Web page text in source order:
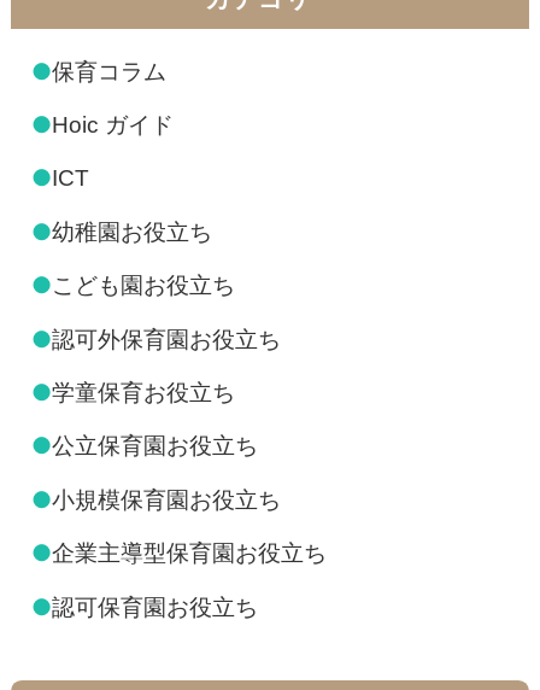
●保育コラム
●Hoic ガイド
●ICT
●幼稚園お役立ち
●こども園お役立ち
●認可外保育園お役立ち
●学童保育お役立ち
●公立保育園お役立ち
●小規模保育園お役立ち
●企業主導型保育園お役立ち
●認可保育園お役立ち